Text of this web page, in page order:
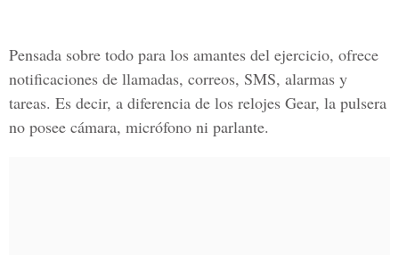
Pensada sobre todo para los amantes del ejercicio, ofrece
notificaciones de llamadas, correos, SMS, alarmas y
tareas. Es decir, a diferencia de los relojes Gear, la pulsera
no posee cámara, micrófono ni parlante.